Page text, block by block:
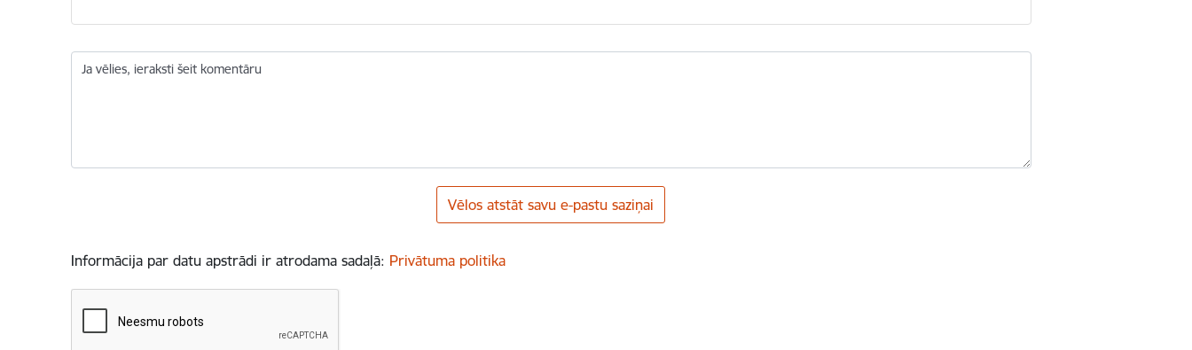
Ja vēlies, ieraksti šeit komentāru
Vēlos atstāt savu e-pastu saziņai
Informācija par datu apstrādi ir atrodama sadaļā: Privātuma politika